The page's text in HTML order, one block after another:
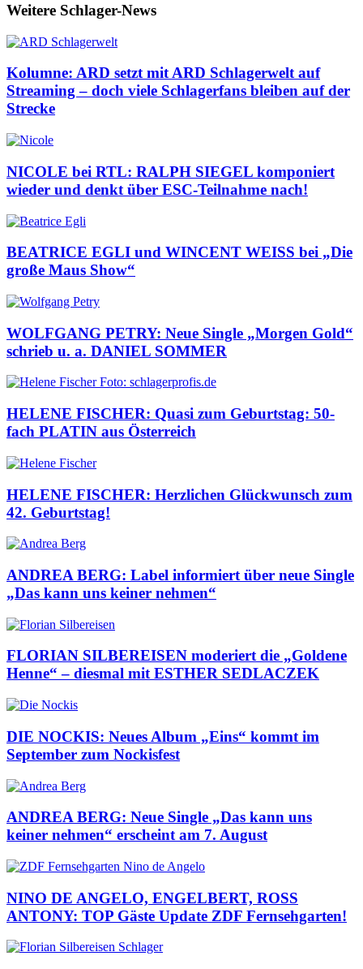
Weitere Schlager-News
Kolumne: ARD setzt mit ARD Schlagerwelt auf
Streaming – doch viele Schlagerfans bleiben auf der
Strecke
NICOLE bei RTL: RALPH SIEGEL komponiert
wieder und denkt über ESC-Teilnahme nach!
BEATRICE EGLI und WINCENT WEISS bei „Die
große Maus Show“
WOLFGANG PETRY: Neue Single „Morgen Gold“
schrieb u. a. DANIEL SOMMER
HELENE FISCHER: Quasi zum Geburtstag: 50-
fach PLATIN aus Österreich
HELENE FISCHER: Herzlichen Glückwunsch zum
42. Geburtstag!
ANDREA BERG: Label informiert über neue Single
„Das kann uns keiner nehmen“
FLORIAN SILBEREISEN moderiert die „Goldene
Henne“ – diesmal mit ESTHER SEDLACZEK
DIE NOCKIS: Neues Album „Eins“ kommt im
September zum Nockisfest
ANDREA BERG: Neue Single „Das kann uns
keiner nehmen“ erscheint am 7. August
NINO DE ANGELO, ENGELBERT, ROSS
ANTONY: TOP Gäste Update ZDF Fernsehgarten!